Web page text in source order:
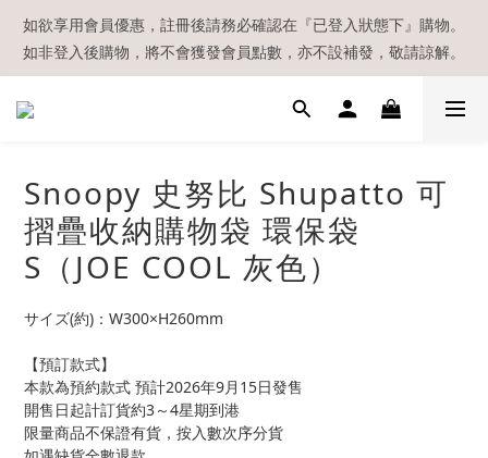
【現貨區】內款式均為在港現貨，現貨區以外的所有貨品都需要訂
貨喔！
如欲享用會員優惠，註冊後請務必確認在『已登入狀態下』購物。
如非登入後購物，將不會獲發會員點數，亦不設補發，敬請諒解。
溫馨提示：所有順豐快遞／本地及國際郵遞寄出後，本店只會以電
【現貨區】內款式均為在港現貨，現貨區以外的所有貨品都需要訂
貨喔！
Snoopy 史努比 Shupatto 可
摺疊收納購物袋 環保袋
S（JOE COOL 灰色）
サイズ(約)：W300×H260mm
【預訂款式】
本款為預約款式 預計2026年9月15日發售
開售日起計訂貨約3～4星期到港
限量商品不保證有貨，按入數次序分貨